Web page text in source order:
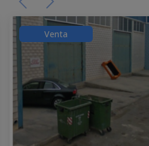
Venta